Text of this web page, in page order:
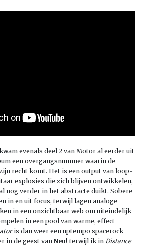
kwam evenals deel 2 van Motor al eerder uit
een overgangsnummer waarin de
recht komt. Het is een output van loop-
explosies die zich blijven ontwikkelen,
nog verder in het abstracte duikt. Sobere
in en uit focus, terwijl lagen analoge
in een onzichtbaar web om uiteindelijk
in een pool van warme, effect
is dan weer een uptempo spacerock
in de geest vanNeu! terwijl ik in Distance